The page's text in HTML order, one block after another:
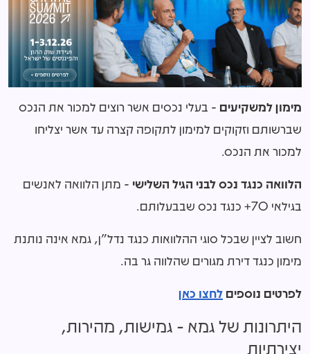
מימון למשקיעים - בעלי נכסים אשר רוצים למכור את הנכס
שברשותם וזקוקים למימון לתקופה קצרה עד אשר יצליחו
למכור את הנכס.
הלוואה כנגד נכס לבני הגיל השלישי - מתן הלוואה לאנשים
בגילאי 70+ כנגד נכס שבבעלותם.
חשוב לציין שבכל סוגי ההלוואות כנגד נדל"ן, גמא אינה נותנת
מימון כנגד דירת מגורים שהלווה גר בה.
לפרטים נוספים לחצו כאן
היתרונות של גמא - גמישות, מהירות,
יצירתיות